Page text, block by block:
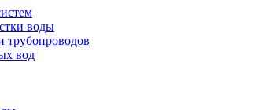
воды
трубопроводов
вод